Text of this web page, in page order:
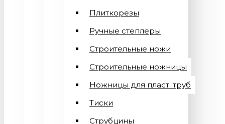
Плиткорезы
Ручные степлеры
Строительные ножи
Строительные ножницы
Ножницы для пласт. труб
Тиски
Струбцины